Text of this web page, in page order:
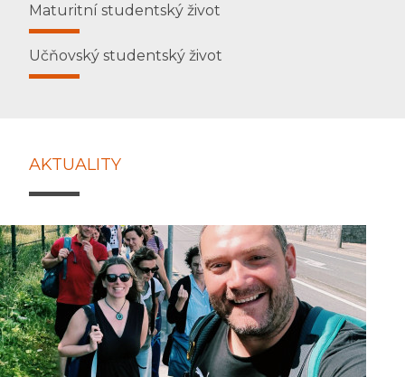
Maturitní studentský život
Učňovský studentský život
AKTUALITY